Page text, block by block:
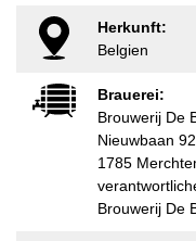
Herkunft:
Belgien
Brauerei:
Brouwerij De
Nieuwbaan 92
1785
Brouwerij De